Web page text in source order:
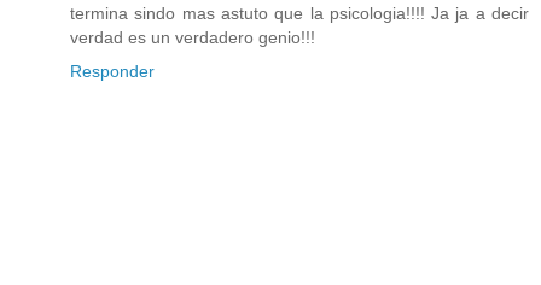
termina sindo mas astuto que la psicologia!!!! Ja ja a decir
verdad es un verdadero genio!!!
Responder